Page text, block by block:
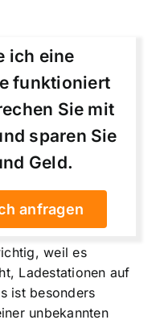
ich eine
funktioniert
Sie mit
sparen Sie
Geld.
anfragen
weil es
Ladestationen auf
ist besonders
unbekannten